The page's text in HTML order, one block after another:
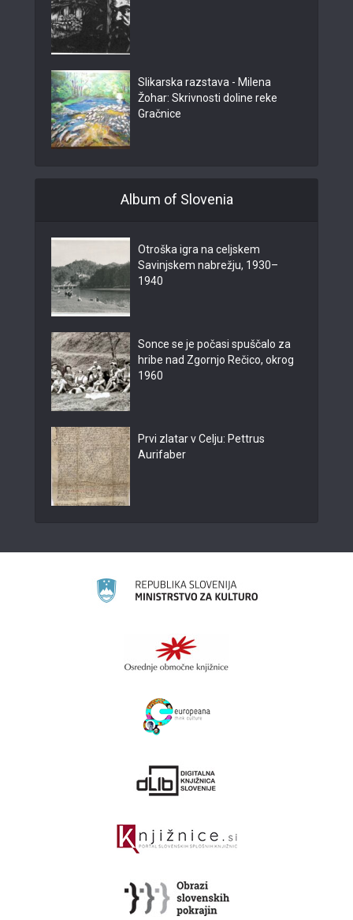
Slikarska razstava - Milena
Žohar: Skrivnosti doline reke
Gračnice
Album of Slovenia
Otroška igra na celjskem
Savinjskem nabrežju, 1930–
1940
Sonce se je počasi spuščalo za
hribe nad Zgornjo Rečico, okrog
1960
Prvi zlatar v Celju: Pettrus
Aurifaber